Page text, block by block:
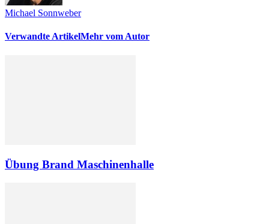
Michael Sonnweber
Verwandte ArtikelMehr vom Autor
Übung Brand Maschinenhalle